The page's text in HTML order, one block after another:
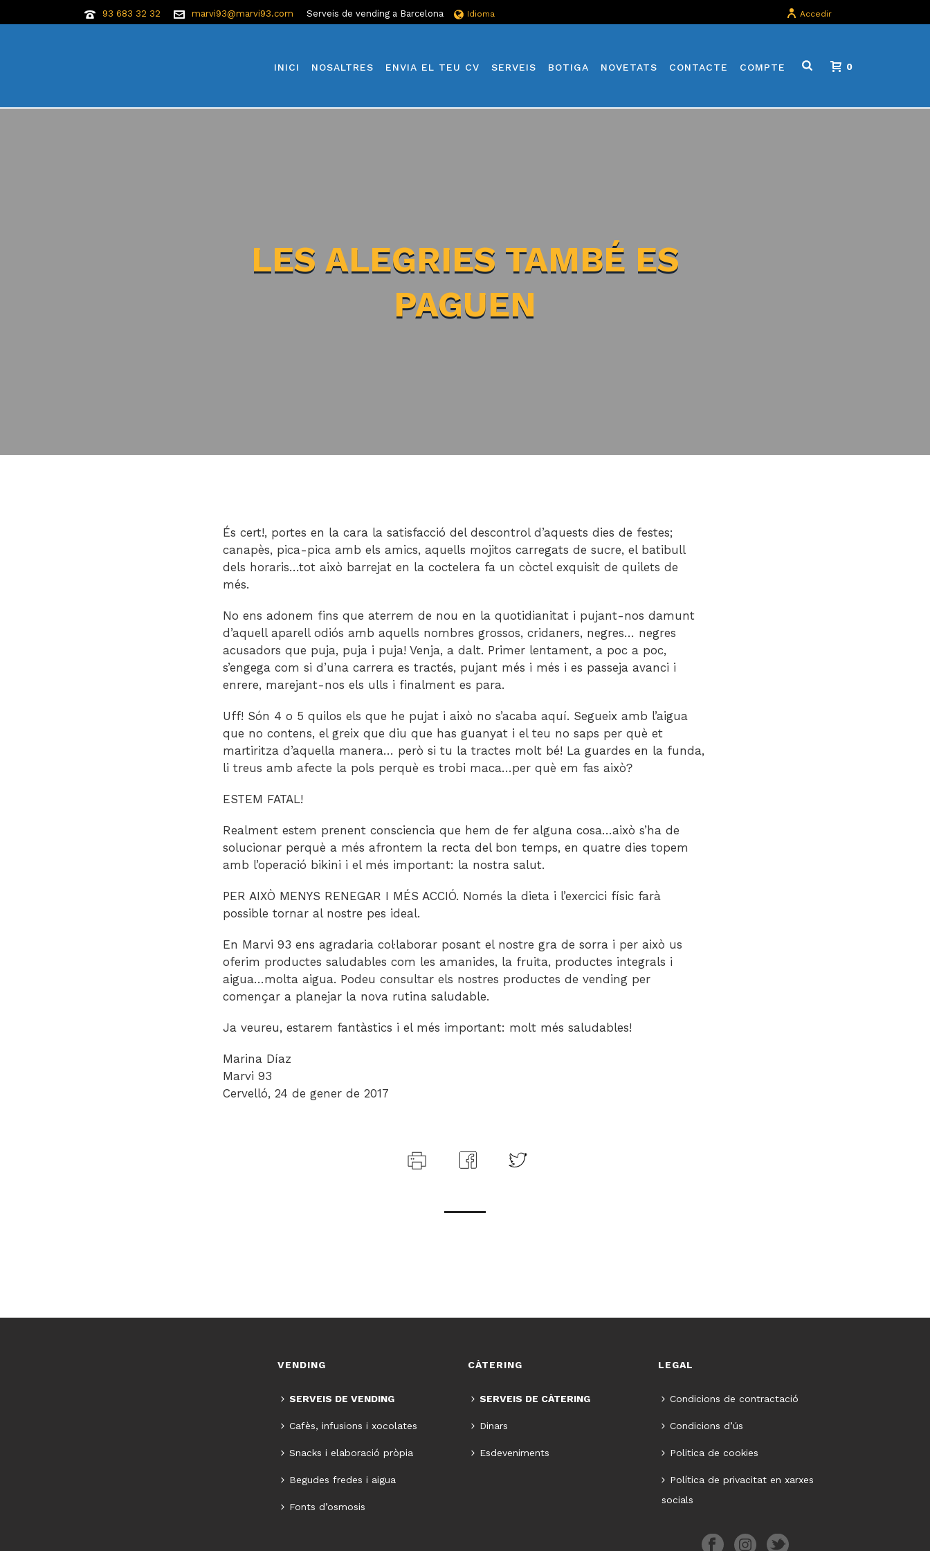
93 683 32 32 marvi93@marvi93.com Serveis de vending a Barcelona Idioma Accedir
INICI NOSALTRES ENVIA EL TEU CV SERVEIS BOTIGA NOVETATS CONTACTE COMPTE 0
LES ALEGRIES TAMBÉ ES
PAGUEN
És cert!, portes en la cara la satisfacció del descontrol d’aquests dies de festes;
canapès, pica-pica amb els amics, aquells mojitos carregats de sucre, el batibull
dels horaris…tot això barrejat en la coctelera fa un còctel exquisit de quilets de
més.
No ens adonem fins que aterrem de nou en la quotidianitat i pujant-nos damunt
d’aquell aparell odiós amb aquells nombres grossos, cridaners, negres… negres
acusadors que puja, puja i puja! Venja, a dalt. Primer lentament, a poc a poc,
s’engega com si d’una carrera es tractés, pujant més i més i es passeja avanci i
enrere, marejant-nos els ulls i finalment es para.
Uff! Són 4 o 5 quilos els que he pujat i això no s’acaba aquí. Segueix amb l’aigua
que no contens, el greix que diu que has guanyat i el teu no saps per què et
martiritza d’aquella manera… però si tu la tractes molt bé! La guardes en la funda,
li treus amb afecte la pols perquè es trobi maca…per què em fas això?
ESTEM FATAL!
Realment estem prenent consciencia que hem de fer alguna cosa…això s’ha de
solucionar perquè a més afrontem la recta del bon temps, en quatre dies topem
amb l’operació bikini i el més important: la nostra salut.
PER AIXÒ MENYS RENEGAR I MÉS ACCIÓ. Només la dieta i l’exercici físic farà
possible tornar al nostre pes ideal.
En Marvi 93 ens agradaria col·laborar posant el nostre gra de sorra i per això us
oferim productes saludables com les amanides, la fruita, productes integrals i
aigua…molta aigua. Podeu consultar els nostres productes de vending per
començar a planejar la nova rutina saludable.
Ja veureu, estarem fantàstics i el més important: molt més saludables!
Marina Díaz
Marvi 93
Cervelló, 24 de gener de 2017
VENDING
SERVEIS DE VENDING
Cafès, infusions i xocolates
Snacks i elaboració pròpia
Begudes fredes i aigua
Fonts d’osmosis
CÀTERING
SERVEIS DE CÀTERING
Dinars
Esdeveniments
LEGAL
Condicions de contractació
Condicions d’ús
Politica de cookies
Política de privacitat en xarxes
socials